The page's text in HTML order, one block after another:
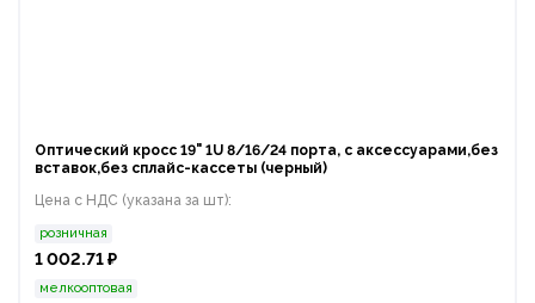
Оптический кросс 19" 1U 8/16/24 порта, с аксессуарами,без
вставок,без сплайс-кассеты (черный)
Цена с НДС (указана за шт):
розничная
1 002.71 ₽
мелкооптовая